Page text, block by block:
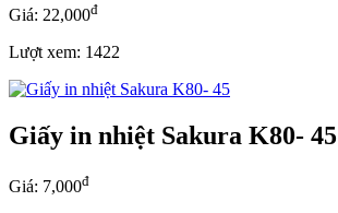
Giá: 22,000đ
Lượt xem: 1422
Giấy in nhiệt Sakura K80- 45
Giá: 7,000đ